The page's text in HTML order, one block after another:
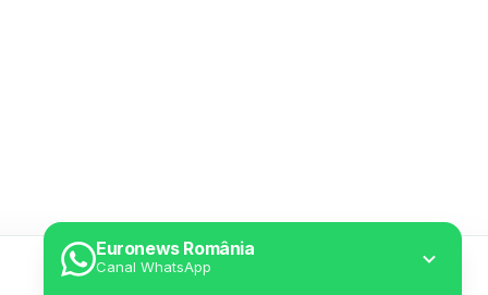
Euronews România
Canal WhatsApp